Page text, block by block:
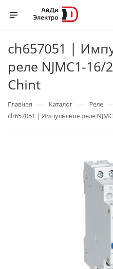
ch657051 |
реле NJMC1-16/
Chint
Главная — Каталог — Реле
ch657051 | Импульсное реле